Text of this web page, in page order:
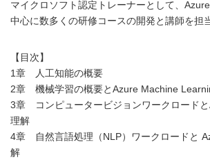
マイクロソフト認定トレーナーとして、
中心に数多くの研修コースの開発と講師を担当
【目次】
1章 人工知能の概要
2章 機械学習の概要とAzure Machine
3章 コンピュータービジョンワークロード
理解
4章 自然言語処理（NLP）ワークロードと
解